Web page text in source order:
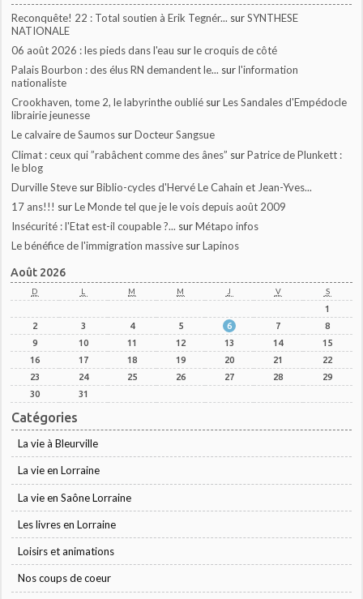
Reconquête! 22 : Total soutien à Erik Tegnér... surSYNTHESE
NATIONALE
06 août 2026 : les pieds dans l'eau surle croquis de côté
Palais Bourbon : des élus RN demandent le... surl'information
nationaliste
Crookhaven, tome 2, le labyrinthe oublié surLes Sandales d'Empédocle
librairie jeunesse
Le calvaire de Saumos surDocteur Sangsue
Climat : ceux qui ”rabâchent comme des ânes” surPatrice de Plunkett :
le blog
Durville Steve surBiblio-cycles d'Hervé Le Cahain et Jean-Yves...
17 ans!!! surLe Monde tel que je le vois depuis août 2009
Insécurité : l'Etat est-il coupable ?... surMétapo infos
Le bénéfice de l'immigration massive surLapinos
Août 2026
D L M M J V S
1
2
3 4 5 6 7
8
9
10 11 12 13 14
15
16
17 18 19 20 21
22
23
24 25 26 27 28
29
30
31
Catégories
La vie à Bleurville
La vie en Lorraine
La vie en Saône Lorraine
Les livres en Lorraine
Loisirs et animations
Nos coups de coeur